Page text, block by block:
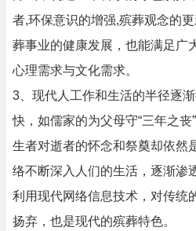
者,环保意识的增强,殡葬观念的
葬事业的健康发展，也能满足广
心理需求与文化需求。
3、现代人工作和生活的半径逐
快，如儒家的为父母守“三年之
生者对逝者的怀念和祭奠却依然
络不断深入人们的生活，逐渐渗
利用现代网络信息技术，对传统
扬弃，也是现代的殡葬特色。